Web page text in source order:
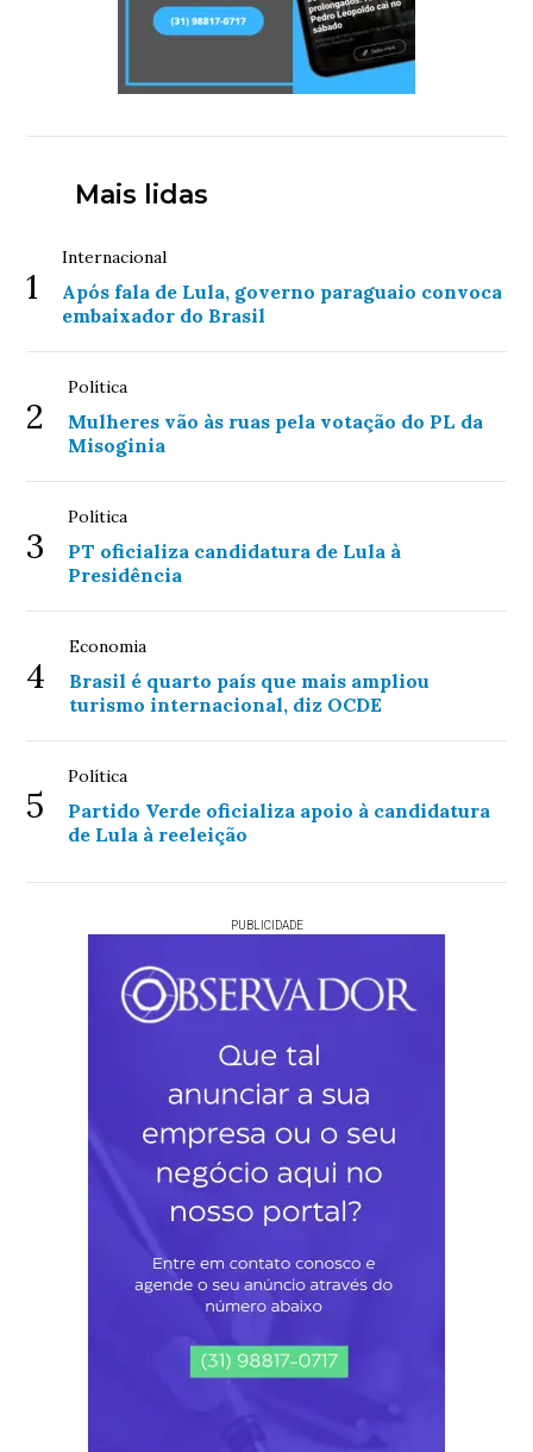
Mais lidas
1
Internacional
Após fala de Lula, governo paraguaio convoca
embaixador do Brasil
2
Política
Mulheres vão às ruas pela votação do PL da
Misoginia
3
Política
PT oficializa candidatura de Lula à
Presidência
4
Economia
Brasil é quarto país que mais ampliou
turismo internacional, diz OCDE
5
Política
Partido Verde oficializa apoio à candidatura
de Lula à reeleição
PUBLICIDADE